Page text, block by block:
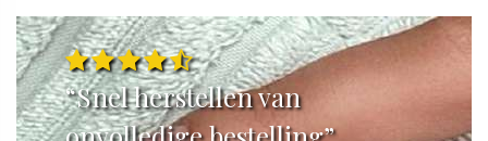
“Snel herstellen van